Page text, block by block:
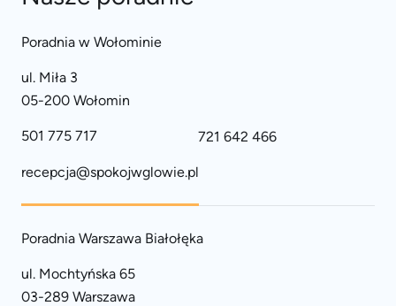
Poradnia w Wołominie
ul. Miła 3
05-200 Wołomin
501 775 717 721 642 466
recepcja@spokojwglowie.pl
Poradnia Warszawa Białołęka
ul. Mochtyńska 65
03-289 Warszawa